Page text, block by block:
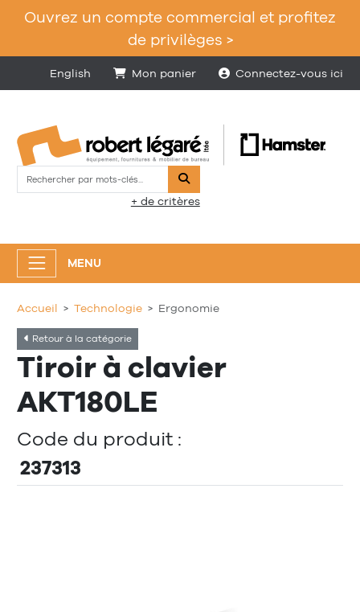
Ouvrez un compte commercial et profitez
de privilèges >
English Mon panier Connectez-vous ici
Rechercher
+ de critères
MENU
Accueil Technologie Ergonomie
Retour à la catégorie
Tiroir à clavier
AKT180LE
Code du produit :
237313